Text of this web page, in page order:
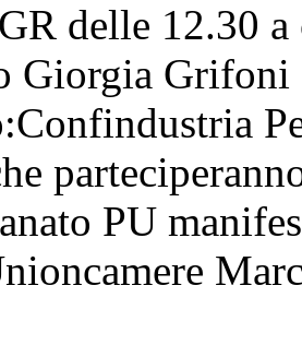
delle 12.30
Giorgia Grifoni
PU